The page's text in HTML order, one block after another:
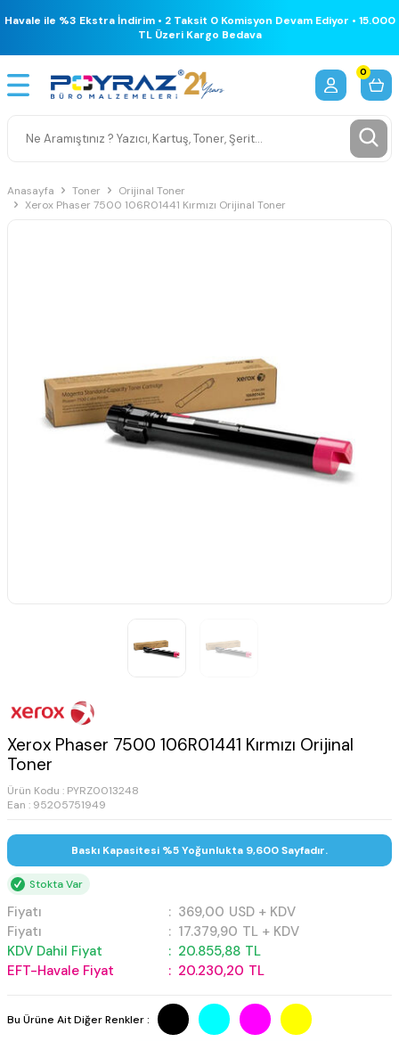
Havale ile %3 Ekstra İndirim • 2 Taksit 0 Komisyon Devam Ediyor • 15.000
TL Üzeri Kargo Bedava
0
Anasayfa Toner
Orijinal Toner
Xerox Phaser 7500 106R01441 Kırmızı Orijinal Toner
Xerox Phaser 7500 106R01441 Kırmızı Orijinal
Toner
Ürün Kodu : PYRZ0013248
Ean : 95205751949
Baskı Kapasitesi %5 Yoğunlukta 9,600 Sayfadır.
Stokta Var
Fiyatı : 369,00 USD + KDV
Fiyatı
: 17.379,90 TL + KDV
KDV Dahil Fiyat
: 20.855,88 TL
EFT-Havale Fiyat
: 20.230,20 TL
Bu Ürüne Ait Diğer Renkler :